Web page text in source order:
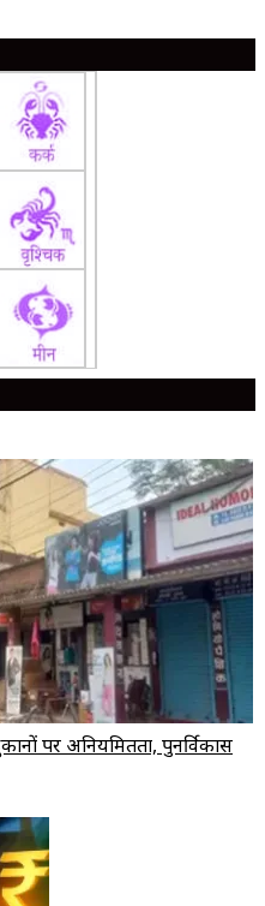
पर अनियमितता, पुनर्विकास